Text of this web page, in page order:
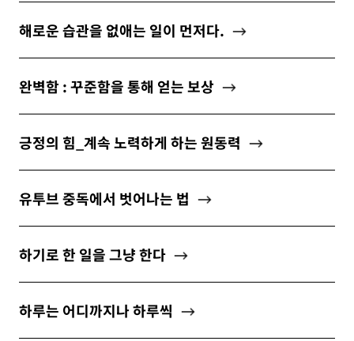
newsletter
마음 성장 콘텐츠를 뉴스레터로 만나보세요.
해로운 습관을 없애는 일이 먼저다.
완벽함 : 꾸준함을 통해 얻는 보상
긍정의 힘_계속 노력하게 하는 원동력
유투브 중독에서 벗어나는 법
하기로 한 일을 그냥 한다
하루는 어디까지나 하루씩